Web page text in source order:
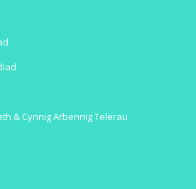
& Cynnig Arbennig Telerau